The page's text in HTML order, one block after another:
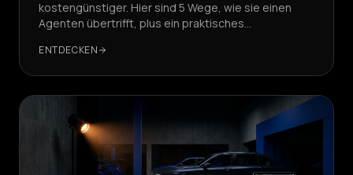
kostengünstiger. Hier sind 5 Wege, wie sie einen
Agenten übertrifft, plus ein praktisches
empfohlener Lösung.
ENTDECKEN